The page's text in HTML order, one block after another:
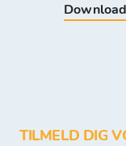
TILMELD DIG